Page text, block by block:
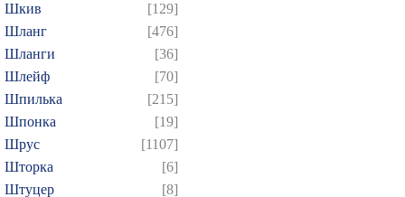
Шкив
[129]
Шланг
[476]
Шланги
[36]
Шлейф
[70]
Шпилька
[215]
Шпонка
[19]
Шрус
[1107]
Шторка
[6]
Штуцер
[8]